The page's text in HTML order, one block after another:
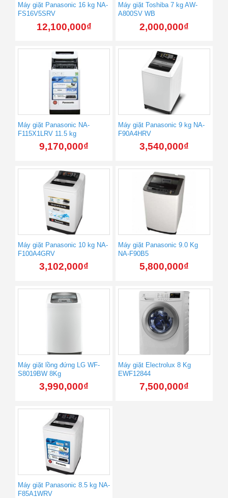
Máy giặt Panasonic 16 kg NA-
FS16V5SRV
12,100,000₫
Máy giặt Toshiba 7 kg AW-
A800SV WB
2,000,000₫
Máy giặt Panasonic NA-
F115X1LRV 11.5 kg
9,170,000₫
Máy giặt Panasonic 9 kg NA-
F90A4HRV
3,540,000₫
Máy giặt Panasonic 10 kg NA-
F100A4GRV
3,102,000₫
Máy giặt Panasonic 9.0 Kg
NA-F90B5
5,800,000₫
Máy giặt lồng đứng LG WF-
S8019BW 8Kg
3,990,000₫
Máy giặt Electrolux 8 Kg
EWF12844
7,500,000₫
Máy giặt Panasonic 8.5 kg NA-
F85A1WRV